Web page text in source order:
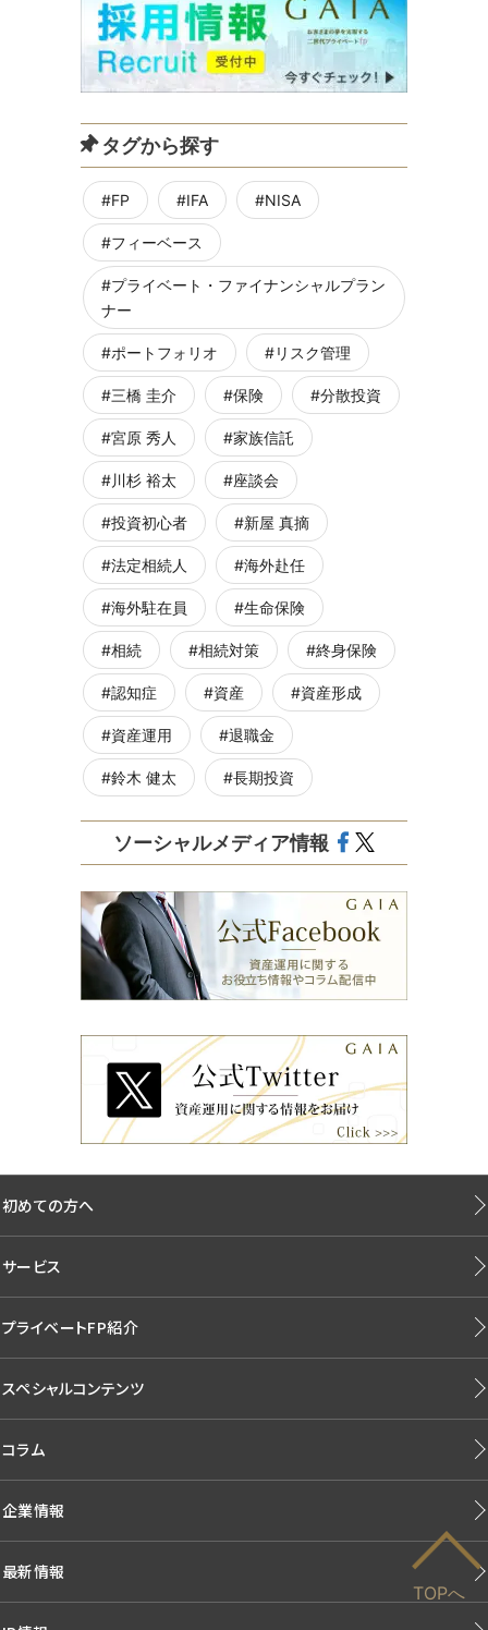
タグから探す
FP IFA NISA
フィーベース
プライベート・ファイナンシャルプラン
ナー
ポートフォリオ リスク管理
三橋 圭介 保険 分散投資
宮原 秀人 家族信託
川杉 裕太 座談会
投資初心者 新屋 真摘
法定相続人 海外赴任
海外駐在員 生命保険
相続 相続対策 終身保険
認知症 資産 資産形成
資産運用 退職金
鈴木 健太 長期投資
ソーシャルメディア情報
TOPへ
初めての方へ
サービス
プライベートFP紹介
スペシャルコンテンツ
コラム
企業情報
最新情報